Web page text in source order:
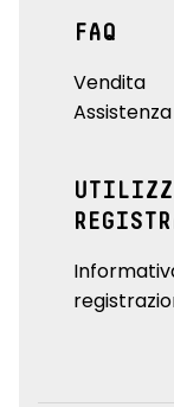
FAQ
Vendita
Assistenza